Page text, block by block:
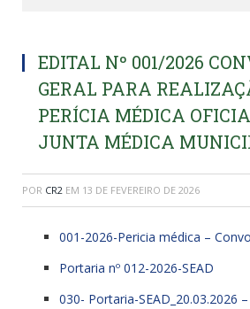
EDITAL Nº 001/2026
GERAL PARA
PERÍCIA MÉDICA
JUNTA MÉDICA
POR CR2 EM 13 DE FEVEREIRO DE 2026
001-2026-Pericia médica –
Portaria nº 012-2026-SEAD
030- Portaria-SEAD_20.03.2026